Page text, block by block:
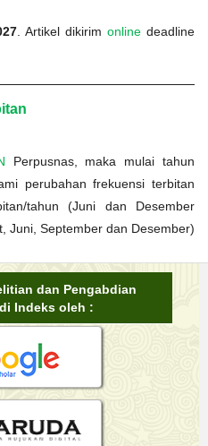
. Artikel dikirim online deadline
Perpusnas, maka mulai tahun
perubahan frekuensi terbitan
tahun (Juni dan Desember
Juni, September dan Desember)
dan Pengabdian
Indeks oleh :